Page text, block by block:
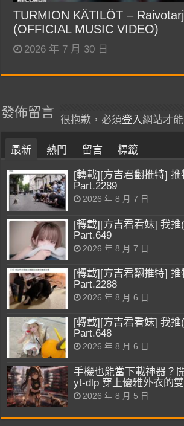
TURMION KÄTILÖT –
(OFFICIAL MUSIC VIDEO)
2026 年 7 月 30 日
發佈留言
很抱歉，必須登入網站才
最新 熱門 留言 標籤
[轉載][方吉君翻推特] 推
Part.2289
2026 年 8 月 7 日
[轉載][方吉君看妹] 我
Part.649
2026 年 8 月 7 日
[轉載][方吉君翻推特] 推
Part.2288
2026 年 8 月 6 日
[轉載][方吉君看妹] 我
Part.648
2026 年 8 月 6 日
手機也能當下載神器？
yt-dlp 穿上優雅外衣的
2026 年 8 月 5 日